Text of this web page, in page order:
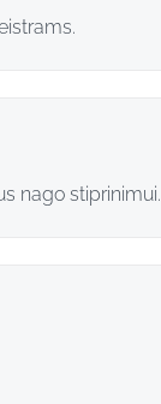
nago stiprinimui.